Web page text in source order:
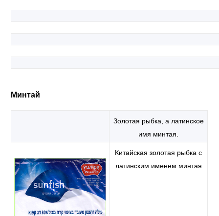
Минтай
Золотая рыбка, а латинское
имя минтая.
Китайская золотая рыбка с
латинским именем минтая